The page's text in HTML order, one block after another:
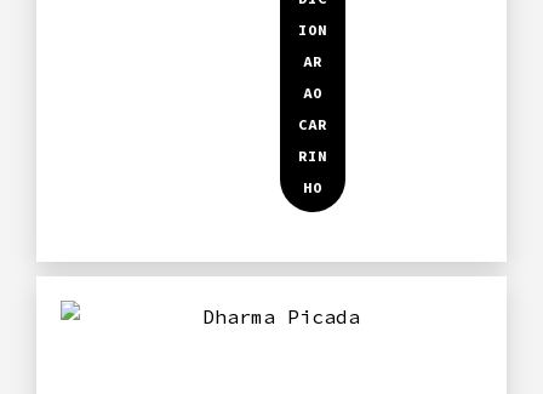
Wellington